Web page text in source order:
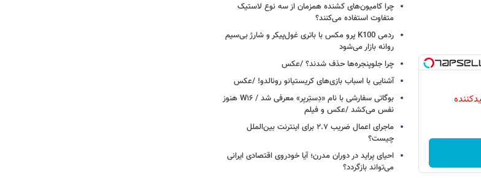
چرا کامیون‌های کشنده همزمان از سه نوع لاستیک
متفاوت استفاده می‌کنند؟
ردمی K100 پرو مکس با باتری غول‌پیکر و شارژ بی‌سیم
روانه بازار می‌شود
چرا جلوپنجره‌ها حذف شدند؟ /عکس
آشنایی با اسباب‌ بازی‌های کریستیانو رونالدو! /عکس
بوگاتی سفارشی با نام «دِستِریِر» معرفی شد / W۱۶ هنوز
نفس می‌کشد /عکس و فیلم
ماجرای اعمال ضریب ۲.۷ برای اینترنت بین‌الملل
چیست؟
احیای پراید در دوران مدرن؛ آیا خودروی اقتصادی ایرانی
می‌تواند بازگردد؟